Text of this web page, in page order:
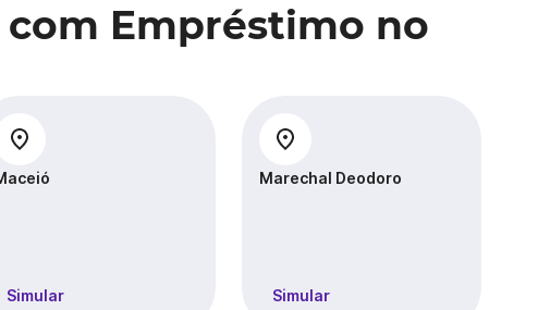
com Empréstimo no
Simular
Marechal Deodoro
Simular